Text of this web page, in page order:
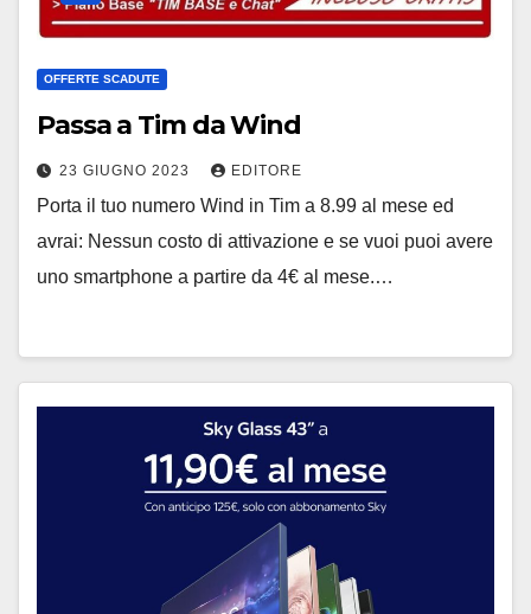
OFFERTE SCADUTE
Passa a Tim da Wind
23 GIUGNO 2023 EDITORE
Porta il tuo numero Wind in Tim a 8.99 al mese ed
avrai: Nessun costo di attivazione e se vuoi puoi avere
uno smartphone a partire da 4€ al mese.…